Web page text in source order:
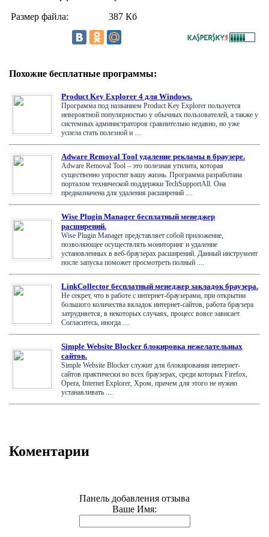
Размер файла:
387 Кб
Похожие бесплатные программы:
Product Key Explorer 4 для Windows.
Программа под названием Product Key Explorer пользуется
невероятной популярностью у обычных пользователей, а также у
системных администраторов сравнительно недавно, но уже
успела стать полезной и ....
Adware Removal Tool удаление рекламы в браузере.
Adware Removal Tool – это полезная утилита, которая
существенно упростит вашу жизнь. Программа разработана
порталом технической поддержки TechSupportAll. Она
предназначена для удаления расширений ....
Wise Plugin Manager бесплатный менеджер
расширений.
Wise Plugin Manager представляет собой приложение,
позволяющее осуществлять мониторинг и удаление
установленных в веб-браузерах расширений. Данный инструмент
после запуска поможет просмотреть полный ....
LinkCollector бесплатный менеджер закладок браузера.
Не секрет, что в работе с интернет-браузерами, при открытии
большого количества вкладок интернет-сайтов, работа браузера
затрудняется, в некоторых случаях, процесс вовсе зависает.
Согласитесь, иногда ....
Simple Website Blocker блокировка нежелательных
сайтов.
Simple Website Blocker служит для блокирования интернет-
сайтов практически во всех браузерах, среди которых Firefox,
Opera, Internet Explorer, Хром, причем для этого не нужно
устанавливать ....
Коментарии
Панель добавления отзыва
Ваше Имя: